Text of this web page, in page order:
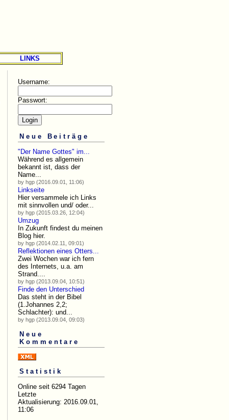
LINKS
Username:
Passwort:
Neue Beiträge
"Der Name Gottes" im...
Während es allgemein
bekannt ist, dass der
Name...
by hgp (2016.09.01, 11:06)
Linkseite
Hier versammele ich Links
mit sinnvollen und/ oder...
by hgp (2015.03.26, 12:04)
Umzug
In Zukunft findest du meinen
Blog hier.
by hgp (2014.02.11, 09:01)
Reflektionen eines Otters...
Zwei Wochen war ich fern
des Internets, u.a. am
Strand....
by hgp (2013.09.04, 10:51)
Finde den Unterschied
Das steht in der Bibel
(1.Johannes 2,2;
Schlachter): und...
by hgp (2013.09.04, 09:03)
Neue
Kommentare
Statistik
Online seit 6294 Tagen
Letzte
Aktualisierung: 2016.09.01,
11:06